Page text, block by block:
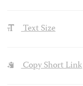
Text Size
Copy Short Link